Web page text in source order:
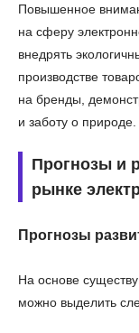
Повышенное
на сферу
внедрять
производстве
на бренды,
и заботу о природе.
Прогнозы и
рынке
Прогнозы
На основе
можно выделить